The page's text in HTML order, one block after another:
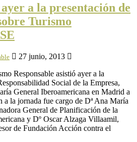
a la presentación de
Turismo
27 junio, 2013
Responsable asistió ayer a la
Social de la Empresa,
General Iberoamericana en Madrid a
la jornada fue cargo de Dª Ana María
General de Planificación de la
y Dº Oscar Alzaga Villaamil,
de Fundación Acción contra el